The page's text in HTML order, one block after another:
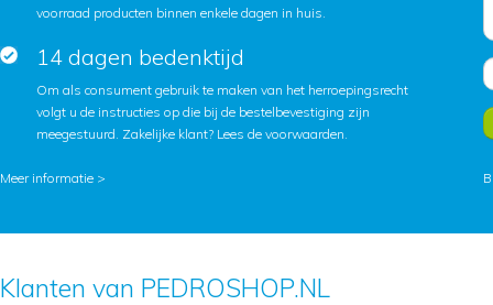
voorraad producten binnen enkele dagen in huis.
14 dagen bedenktijd
Om als consument gebruik te maken van het herroepingsrecht
volgt u de instructies op die bij de bestelbevestiging zijn
meegestuurd. Zakelijke klant? Lees de voorwaarden.
Meer informatie >
Klanten van PEDROSHOP.NL